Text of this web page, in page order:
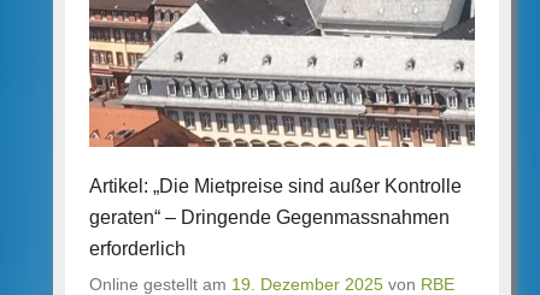
Artikel: „Die Mietpreise sind außer Kontrolle
geraten“ – Dringende Gegenmassnahmen
erforderlich
Online gestellt am 19. Dezember 2025 von RBE